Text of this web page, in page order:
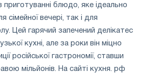
блюдо, яке ідеально
сімейної вечері, так і для
Цей гарячий запечений делікатес
кухні, але за роки він міцно
російської гастрономії, ставши
мільйонів. На сайті кухня. рф